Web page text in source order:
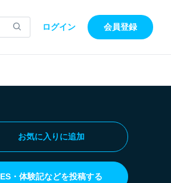
ログイン 会員登録
お気に入りに追加
ES・体験記などを投稿する